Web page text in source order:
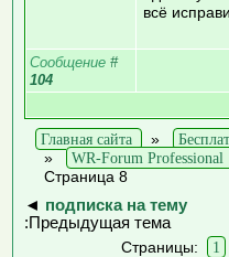
всё
Сообщение #
104
Главная сайта »
»
WR-Forum Professional
Страница 8
◄ подписка на тему
:Предыдущая тема
Страницы:
1